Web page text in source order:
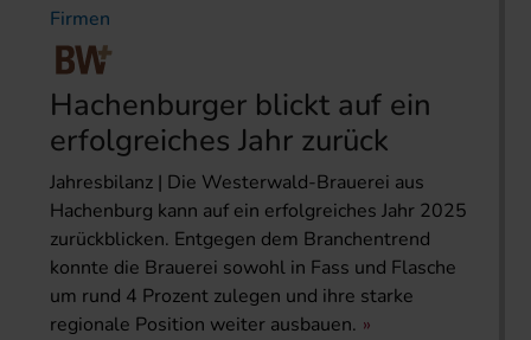
Firmen
Hachenburger blickt auf ein
erfolgreiches Jahr zurück
Jahresbilanz | Die Westerwald-Brauerei aus
Hachenburg kann auf ein erfolgreiches Jahr 2025
zurückblicken. Entgegen dem Branchentrend
konnte die Brauerei sowohl in Fass und Flasche
um rund 4 Prozent zulegen und ihre starke
regionale Position weiter ausbauen.